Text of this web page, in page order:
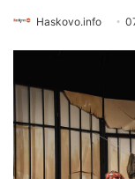
Haskovo.info